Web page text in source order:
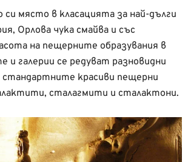
място в класацията за най-дълги
Орлова чука смайва и със
на пещерните образувания в
и галерии се редуват разновидни
стандартните красиви пещерни
сталагмити и сталактони.